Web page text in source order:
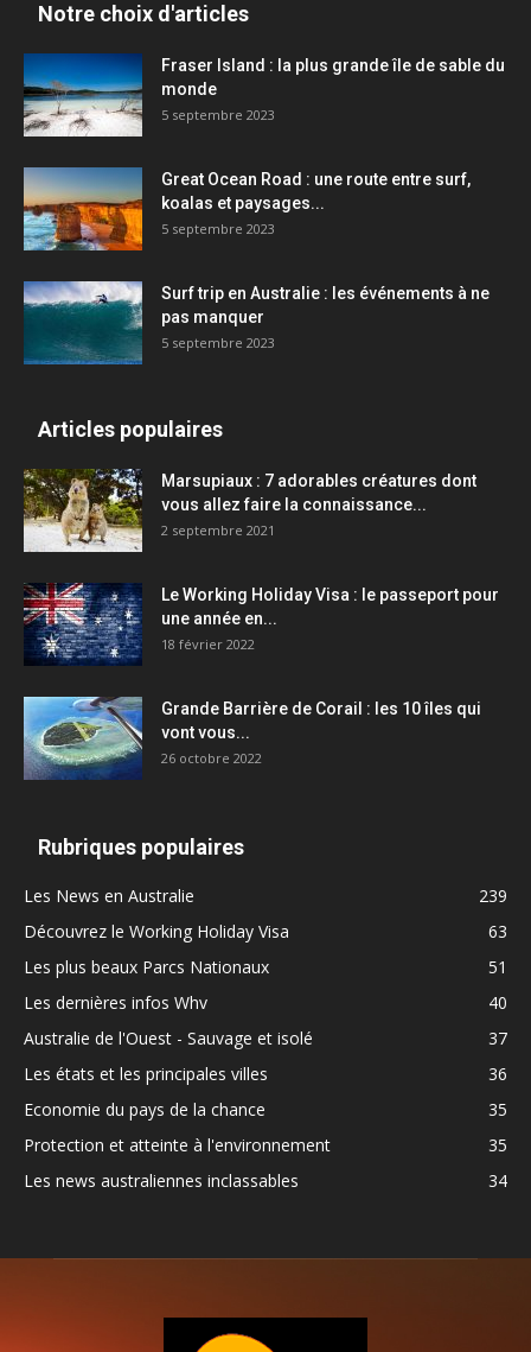
Notre choix d'articles
Fraser Island : la plus grande île de sable du
monde
5 septembre 2023
Great Ocean Road : une route entre surf,
koalas et paysages...
5 septembre 2023
Surf trip en Australie : les événements à ne
pas manquer
5 septembre 2023
Articles populaires
Marsupiaux : 7 adorables créatures dont
vous allez faire la connaissance...
2 septembre 2021
Le Working Holiday Visa : le passeport pour
une année en...
18 février 2022
Grande Barrière de Corail : les 10 îles qui
vont vous...
26 octobre 2022
Rubriques populaires
Les News en Australie
239
Découvrez le Working Holiday Visa
63
Les plus beaux Parcs Nationaux
51
Les dernières infos Whv
40
Australie de l'Ouest - Sauvage et isolé
37
Les états et les principales villes
36
Economie du pays de la chance
35
Protection et atteinte à l'environnement
35
Les news australiennes inclassables
34